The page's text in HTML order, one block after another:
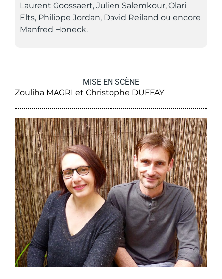
Laurent Goossaert, Julien Salemkour, Olari
Elts, Philippe Jordan, David Reiland ou encore
Manfred Honeck.
MISE EN SCÈNE
Zouliha MAGRI et Christophe DUFFAY